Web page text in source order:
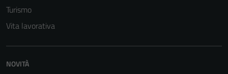
Turismo
Vita lavorativa
NOVITÀ